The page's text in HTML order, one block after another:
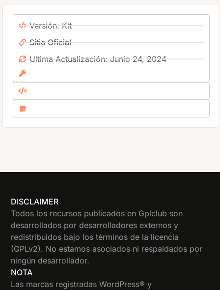
Versión: Kit
Sitio Oficial
Ultima Actualización: Junio 24, 2024
DISCLAIMER
Todos los recursos publicados en Gplclub son
desarrollados por desarrolladores externos y
redistribuidos bajo los términos de la licencia
(GPLv2). No estamos asociados ni respaldados por
ningún desarrollador.
NOTA
Las marcas registradas WordPress® y